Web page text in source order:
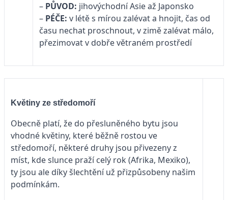
– PŮVOD: jihovýchodní Asie až Japonsko
– PÉČE: v létě s mírou zalévat a hnojit, čas od
času nechat proschnout, v zimě zalévat málo,
přezimovat v dobře větraném prostředí
Květiny ze středomoří
Obecně platí, že do přesluněného bytu jsou
vhodné květiny, které běžně rostou ve
středomoří, některé druhy jsou přivezeny z
míst, kde slunce praží celý rok (Afrika, Mexiko),
ty jsou ale díky šlechtění už přizpůsobeny našim
podmínkám.